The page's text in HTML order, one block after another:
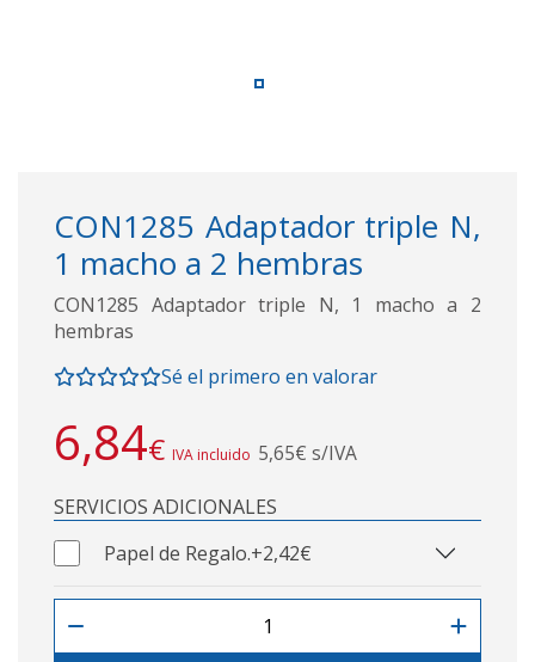
CON1285 Adaptador triple N,
1 macho a 2 hembras
CON1285 Adaptador triple N, 1 macho a 2
hembras
Sé el primero en valorar
6,84€ IVA incluido 5,65€ s/IVA
SERVICIOS ADICIONALES
Papel de Regalo.+2,42€